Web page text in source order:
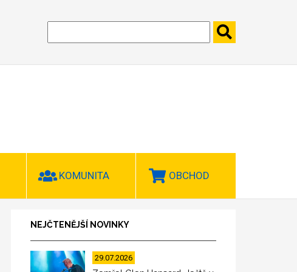
KOMUNITA OBCHOD
NEJČTENĚJŠÍ NOVINKY
29.07.2026